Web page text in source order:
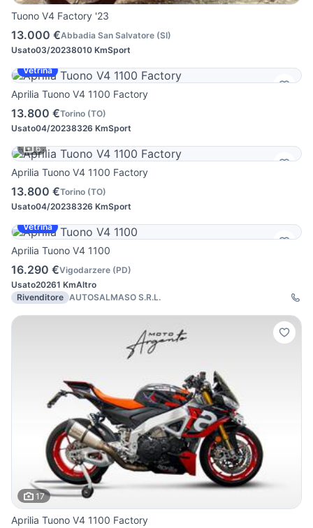
Tuono V4 Factory '23
13.000 €Abbadia San Salvatore (SI)
Usato03/20238010 KmSport
Vetrina
Aprilia Tuono V4 1100 Factory
13.800 €Torino (TO)
Usato04/20238326 KmSport
6
Aprilia Tuono V4 1100 Factory
13.800 €Torino (TO)
Usato04/20238326 KmSport
Vetrina
Aprilia Tuono V4 1100
16.290 €Vigodarzere (PD)
Usato20261 KmAltro
Rivenditore AUTOSALMASO S.R.L.
17
Aprilia Tuono V4 1100 Factory